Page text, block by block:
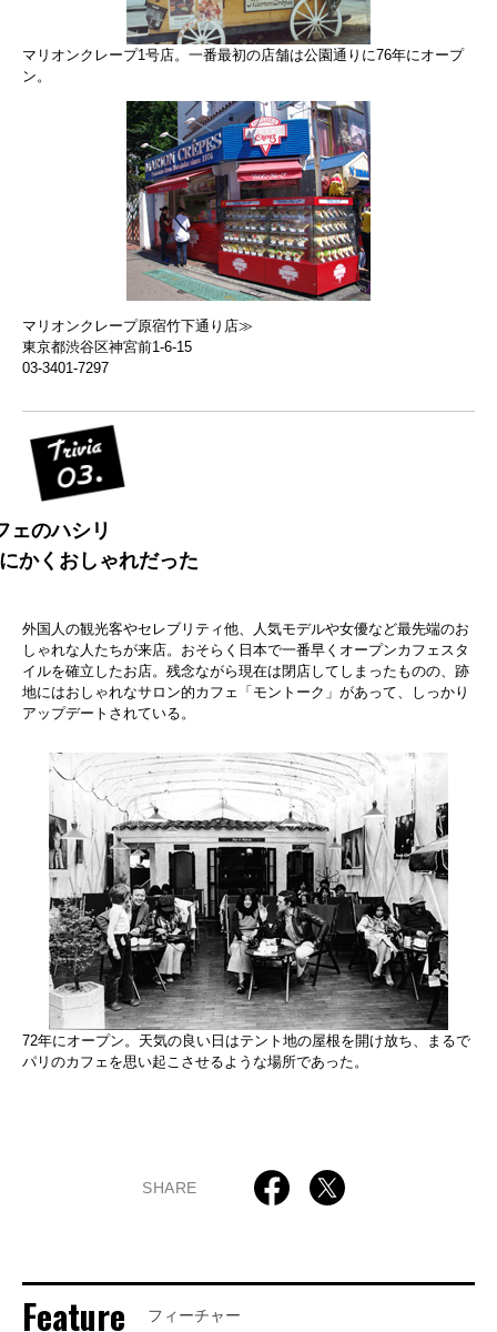
マリオンクレープ1号店。一番最初の店舗は公園通りに76年にオープ
ン。
マリオンクレープ原宿竹下通り店≫
東京都渋谷区神宮前1-6-15
03-3401-7297
ェのハシリ
かくおしゃれだった
外国人の観光客やセレブリティ他、人気モデルや女優など最先端のお
しゃれな人たちが来店。おそらく日本で一番早くオープンカフェスタ
イルを確立したお店。残念ながら現在は閉店してしまったものの、跡
地にはおしゃれなサロン的カフェ「モントーク」があって、しっかり
アップデートされている。
72年にオープン。天気の良い日はテント地の屋根を開け放ち、まるで
パリのカフェを思い起こさせるような場所であった。
SHARE
Feature フィーチャー